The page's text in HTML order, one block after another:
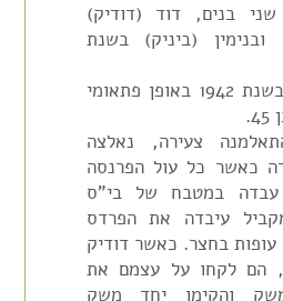
שני בנים, דוד (דודיק)
בשנת 1931 ובנימין (ביניק) בשנת
משה נפטר בשנת 1942 באופן פתאומי
צעירה, נאלצה
כאשר כל עול הפרנסה
עבדה במטבח של בי"ס
עיבדה את הפרדס
עופות בחצר. כאשר דודיק
הם לקחו על עצמם את
והקימו יחד משק